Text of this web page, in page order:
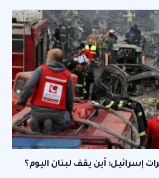
إسرائيل: أين يقف لبنان اليوم؟